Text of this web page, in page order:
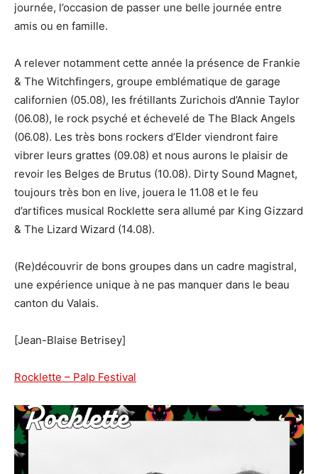
journée, l’occasion de passer une belle journée entre
amis ou en famille.
A relever notamment cette année la présence de Frankie
& The Witchfingers, groupe emblématique de garage
californien (05.08), les frétillants Zurichois d’Annie Taylor
(06.08), le rock psyché et échevelé de The Black Angels
(06.08). Les très bons rockers d’Elder viendront faire
vibrer leurs grattes (09.08) et nous aurons le plaisir de
revoir les Belges de Brutus (10.08). Dirty Sound Magnet,
toujours très bon en live, jouera le 11.08 et le feu
d’artifices musical Rocklette sera allumé par King Gizzard
& The Lizard Wizard (14.08).
(Re)découvrir de bons groupes dans un cadre magistral,
une expérience unique à ne pas manquer dans le beau
canton du Valais.
[Jean-Blaise Betrisey]
Rocklette – Palp Festival